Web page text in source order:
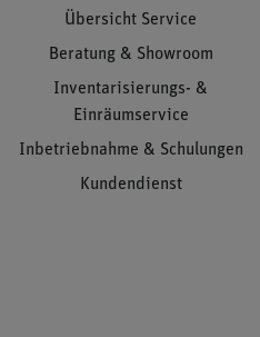
Übersicht Service
Beratung & Showroom
Inventarisierungs- &
Einräumservice
Inbetriebnahme & Schulungen
Kundendienst